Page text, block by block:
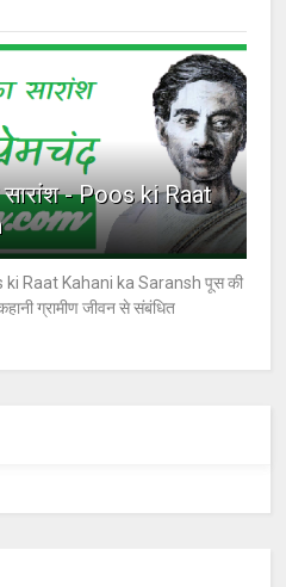
सारांश - Poos ki Raat
ki Raat Kahani ka Saransh पूस की
ग्रामीण जीवन से संबंधित